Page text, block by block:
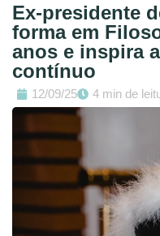
Ex-presidente
forma em
anos e inspira
contínuo
12/09/25 4 min de